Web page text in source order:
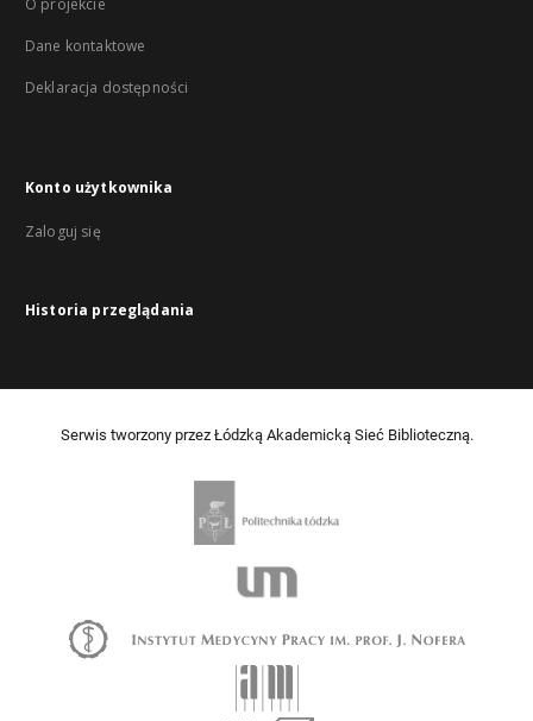
O projekcie
Dane kontaktowe
Deklaracja dostępności
Konto użytkownika
Zaloguj się
Historia przeglądania
Serwis tworzony przez Łódzką Akademicką Sieć Biblioteczną.